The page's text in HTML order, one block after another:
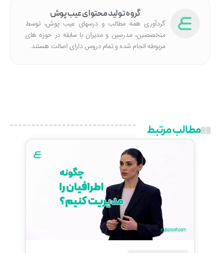
گروه تولید محتوای عیب پوش
گردآوری همه مطالب و درسهای عیب پوش، توسط
متخصصین، مدرسین و مدیران با سابقه در حوزه های
مربوطه انجام شده‌ و تمام دروس دارای اصالت هستند.
مطالب مرتبط